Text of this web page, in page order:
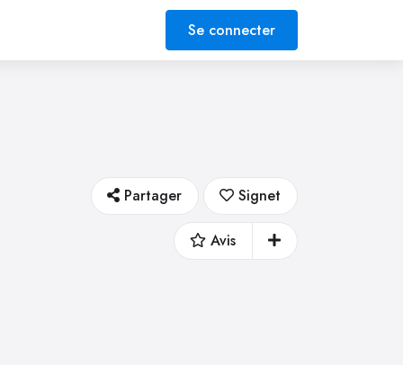
Se connecter
Partager Signet
Avis